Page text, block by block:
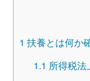
1 扶養とは何か
1.1 所得税法